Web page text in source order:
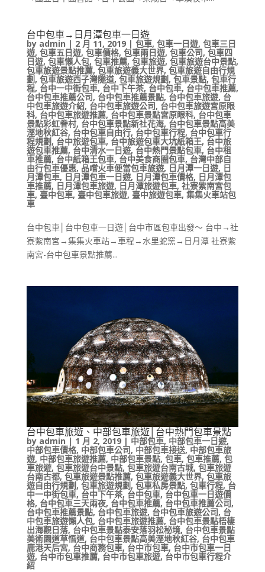
台中包車→日月潭包車一日遊
by admin | 2 月 11, 2019| 包車, 包車一日遊, 包車三日
遊, 包車五日遊, 包車價格, 包車兩日遊, 包車公司, 包車四
日遊, 包車懶人包, 包車推薦, 包車旅遊, 包車旅遊台中景點,
包車旅遊景點推薦, 包車旅遊義大世界, 包車旅遊自由行規
劃, 包車旅遊西子灣隧道, 包車旅遊規劃, 包車景點, 包車行
程, 台中一中街包車, 台中下午茶, 台中包車, 台中包車推薦,
台中包車推薦公司, 台中包車推薦景點, 台中包車旅遊, 台
中包車旅遊介紹, 台中包車旅遊公司, 台中包車旅遊宮原眼
科, 台中包車旅遊推薦, 台中包車景點宮原眼科, 台中包車
景點彩虹眷村, 台中包車景點新社花海, 台中包車景點高美
溼地秋紅谷, 台中包車自由行, 台中包車行程, 台中包車行
程規劃, 台中旅遊包車, 台中旅遊包車大坑紙箱王, 台中旅
遊包車推薦, 台中清水一日遊, 台中熱門景點包車, 台中租
車推薦, 台中紙箱王包車, 台中美食商圈包車, 台灣中部自
由行包車優惠, 品嚐火車便當包車旅遊,日月潭一日遊, 日
月潭包車, 日月潭包車一日遊, 日月潭包車價格, 日月潭包
車推薦, 日月潭包車旅遊, 日月潭旅遊包車, 社寮紫南宮包
車, 臺中包車, 臺中包車旅遊, 臺中旅遊包車, 集集火車站包
車
台中包車│台中包車一日遊│台中市區包車出發～ 台中→社
寮紫南宮→集集火車站→車程→水里蛇窯→日月潭 社寮紫
南宮-台中包車景點推薦...
台中包車旅遊、中部包車旅遊│台中熱門包車景點
by admin | 1 月 2, 2019| 中部包車, 中部包車一日遊,
中部包車價格, 中部包車公司, 中部包車接送, 中部包車旅
遊, 中部包車旅遊推薦, 中部包車景點, 包車, 包車推薦, 包
車旅遊, 包車旅遊台中景點, 包車旅遊台南古城, 包車旅遊
台南古都, 包車旅遊景點推薦, 包車旅遊義大世界, 包車旅
遊自由行規劃 , 包車旅遊規劃 , 包車私房景點, 包車行程, 台
中一中街包車, 台中下午茶, 台中包車, 台中包車一日遊價
格, 台中包車三天兩夜, 台中包車推薦, 台中包車推薦公司,
台中包車推薦景點, 台中包車旅遊, 台中包車旅遊公司, 台
中包車旅遊懶人包, 台中包車旅遊推薦, 台中包車景點梧棲
出海觀日落, 台中包車景點泰安落羽松秘境, 台中包車景點
美術園道草悟道, 台中包車景點高美溼地秋紅谷, 台中包車
鹿港天后宮, 台中商務包車, 台中市包車, 台中市包車一日
遊, 台中市包車推薦, 台中市包車旅遊, 台中市包車行程介
紹